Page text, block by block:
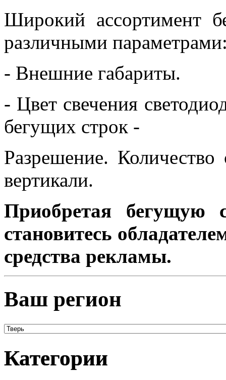
Широкий ассортимент
различными
- Внешние габариты.
- Цвет свечения
бегущих строк -
Разрешение.
вертикали.
Приобретая бегущую
становитесь
средства рекламы.
Ваш регион
Категории